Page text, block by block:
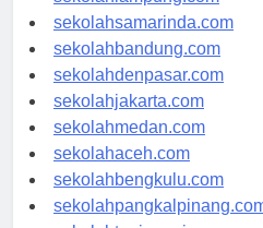
sekolahlampung.com
sekolahsamarinda.com
sekolahbandung.com
sekolahdenpasar.com
sekolahjakarta.com
sekolahmedan.com
sekolahaceh.com
sekolahbengkulu.com